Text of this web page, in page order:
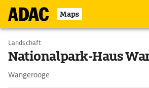
Maps
Landschaft
Nationalpark-Haus
Wangerooge